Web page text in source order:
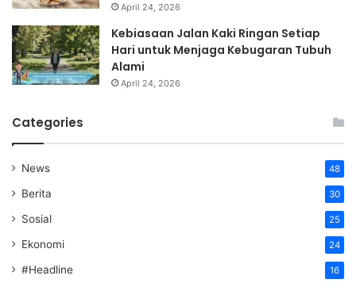
April 24, 2026
Kebiasaan Jalan Kaki Ringan Setiap
Hari untuk Menjaga Kebugaran Tubuh
Alami
April 24, 2026
Categories
News 48
Berita 30
Sosial 25
Ekonomi 24
#Headline 16